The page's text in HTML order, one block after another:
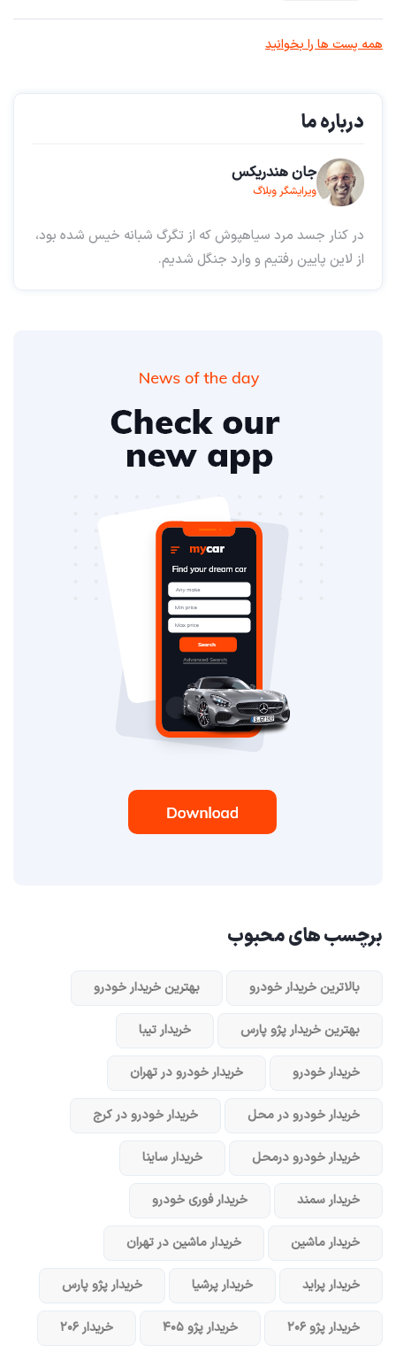
همه پست ها را بخوانید
درباره ما
جان هندریکس
ویرایشگر وبلاگ
در کنار جسد مرد سیاهپوش که از تگرگ شبانه خیس شده بود،
از لاین پایین رفتیم و وارد جنگل شدیم.
برچسب های محبوب
بالاترین خریدار خودرو بهترین خریدار خودرو
بهترین خریدار پژو پارس خریدار تیبا
خریدار خودرو خریدار خودرو در تهران
خریدار خودرو در محل خریدار خودرو در کرج
خریدار خودرو در‌محل خریدار ساینا
خریدار سمند خریدار فوری خودرو
خریدار ماشین خریدار ماشین در تهران
خریدار پراید خریدار پرشیا خریدار پژو پارس
خریدار پژو ۲۰۶ خریدار پژو ۴۰۵ خریدار ۲۰۶